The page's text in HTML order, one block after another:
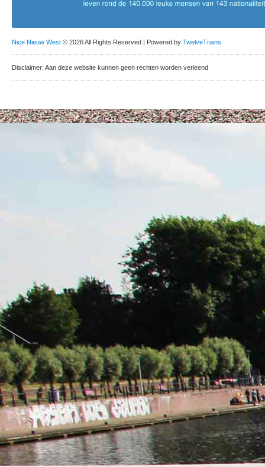
Nice Nieuw West © 2026 All Rights Reserved | Powered by TwelveTrains
Disclaimer: Aan deze website kunnen geen rechten worden verleend